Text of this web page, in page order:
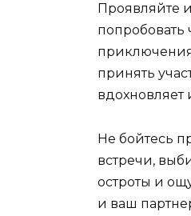
Проявляйте
попробовать
принять
вдохновляет
Не бойтесь
встречи,
остроты и
и ваш